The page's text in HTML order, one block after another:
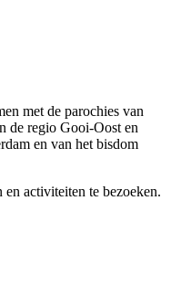
met de parochies van
de regio Gooi-Oost en
en van het bisdom
activiteiten te bezoeken.